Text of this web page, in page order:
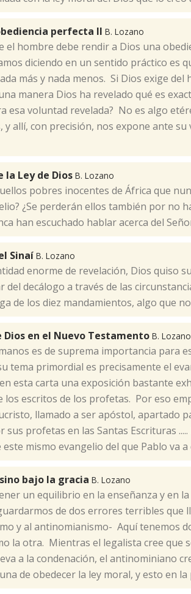
perfecta II B. Lozano
el hombre debe rendir a Dios una
diciendo en un sentido práctico es
más y nada menos. Si Dios exige
manera Dios ha revelado qué es
esa voluntad revelada? No es algo
y allí, con precisión, nos expone ante
la Ley de Dios B. Lozano
pobres inocentes de África que
¿Se perderán ellos también por no
han escuchado hablar acerca del
Sinaí B. Lozano
enorme de revelación, Dios quiso
del decálogo a través de las
de los diez mandamientos, algo que
Dios en el Nuevo Testamento B. Lozano
es de suprema importancia para
tema primordial es precisamente el
esta carta una exposición bastante
los escritos de los profetas. Por eso
llamado a ser apóstol, apartado
profetas en las Santas Escrituras
mismo evangelio del que Pablo va
bajo la gracia B. Lozano
un equilibrio en la enseñanza y en
de dos errores terribles que
y al antinomianismo- Aquí tenemos
la otra. Mientras el legalista cree que
a la condenación, el antinominiano
de obedecer la ley moral, y esto en la